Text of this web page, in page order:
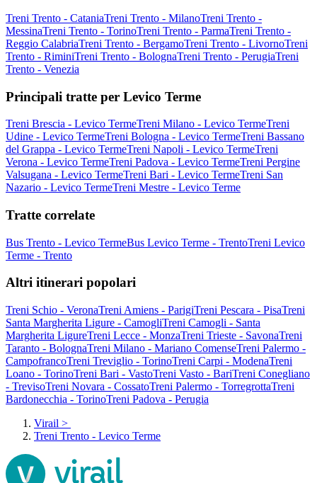
Treni Trento - CataniaTreni Trento - MilanoTreni Trento -
MessinaTreni Trento - TorinoTreni Trento - ParmaTreni Trento -
Reggio CalabriaTreni Trento - BergamoTreni Trento - LivornoTreni
Trento - RiminiTreni Trento - BolognaTreni Trento - PerugiaTreni
Trento - Venezia
Principali tratte per Levico Terme
Treni Brescia - Levico TermeTreni Milano - Levico TermeTreni
Udine - Levico TermeTreni Bologna - Levico TermeTreni Bassano
del Grappa - Levico TermeTreni Napoli - Levico TermeTreni
Verona - Levico TermeTreni Padova - Levico TermeTreni Pergine
Valsugana - Levico TermeTreni Bari - Levico TermeTreni San
Nazario - Levico TermeTreni Mestre - Levico Terme
Tratte correlate
Bus Trento - Levico TermeBus Levico Terme - TrentoTreni Levico
Terme - Trento
Altri itinerari popolari
Treni Schio - VeronaTreni Amiens - ParigiTreni Pescara - PisaTreni
Santa Margherita Ligure - CamogliTreni Camogli - Santa
Margherita LigureTreni Lecce - MonzaTreni Trieste - SavonaTreni
Taranto - BolognaTreni Milano - Mariano ComenseTreni Palermo -
CampofrancoTreni Treviglio - TorinoTreni Carpi - ModenaTreni
Loano - TorinoTreni Bari - VastoTreni Vasto - BariTreni Conegliano
- TrevisoTreni Novara - CossatoTreni Palermo - TorregrottaTreni
Bardonecchia - TorinoTreni Padova - Perugia
Virail >
Treni Trento - Levico Terme